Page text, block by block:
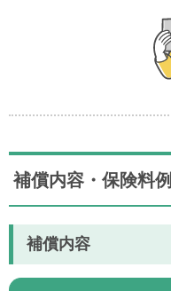
補償内容・保険料例
補償内容